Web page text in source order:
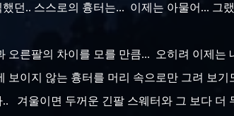
던.. 스스로의 흉터는... 이제는 아물어... 그
오른팔의 차이를 모를 만큼... 오히려 이제
이지 않는 흉터를 머리 속으로만 그려 보기
겨울이면 두꺼운 긴팔 스웨터와 그 보다 더